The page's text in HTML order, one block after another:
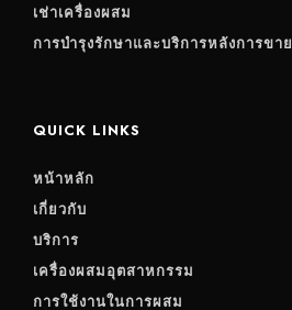
เช่าเครื่องผสม
การบำรุงรักษาและบริการหลังการขาย
QUICK LINKS
หน้าหลัก
เกี่ยวกับ
บริการ
เครื่องผสมอุตสาหกรรม
การใช้งานในการผสม